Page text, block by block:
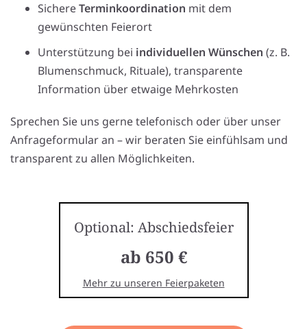
SichereTerminkoordination mit dem
gewünschten Feierort
Unterstützung bei individuellen Wünschen (z. B.
Blumenschmuck, Rituale), transparente
Information über etwaige Mehrkosten
Sprechen Sie uns gerne telefonisch oder über unser
Anfrageformular an – wir beraten Sie einfühlsam und
transparent zu allen Möglichkeiten.
Optional: Abschiedsfeier
ab 650 €
Mehr zu unseren Feierpaketen